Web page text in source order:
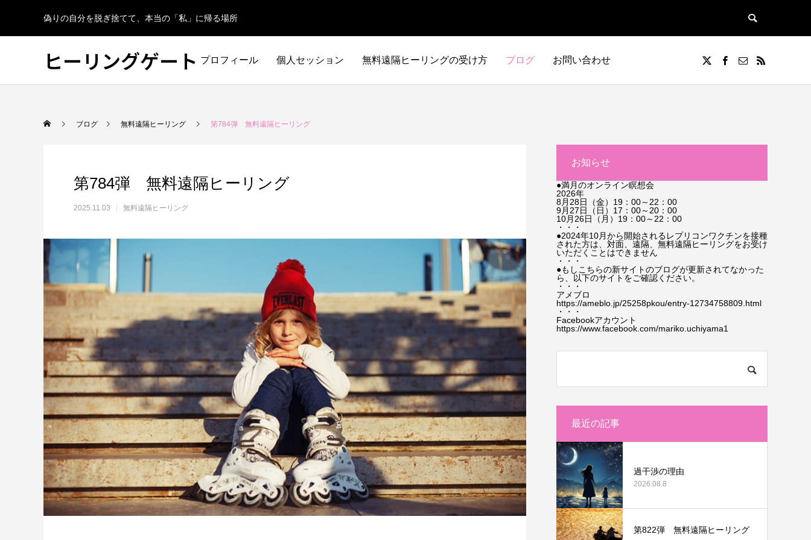
偽りの自分を脱ぎ捨てて、本当の「私」に帰る場所
ヒーリングゲート プロフィール 個人セッション 無料遠隔ヒーリングの受け方 ブログ お問い合わせ
ブログ 無料遠隔ヒーリング 第784弾 無料遠隔ヒーリング
第784弾 無料遠隔ヒーリング
2025.11.03 無料遠隔ヒーリング
お知らせ
●満月のオンライン瞑想会
2026年
8月28日（金）19：00～22：00
9月27日（日）17：00～20：00
10月26日（月）19：00～22：00
・・・
●2024年10月から開始されるレプリコンワクチンを接種
された方は、対面、遠隔、無料遠隔ヒーリングをお受け
いただくことはできません
・・・
●もしこちらの新サイトのブログが更新されてなかった
ら、以下のサイトをご確認ください。
・・・
アメブロ
https://ameblo.jp/25258pkou/entry-12734758809.html
・・・
Facebookアカウント
https://www.facebook.com/mariko.uchiyama1
最近の記事
過干渉の理由
2026.08.8
第822弾 無料遠隔ヒーリング